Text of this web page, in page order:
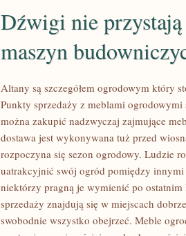
Dźwigi nie
maszyn
Altany są szczegółem ogrodowym który
Punkty sprzedaży z meblami
można zakupić nadzwyczaj zajmujące
dostawa jest wykonywana tuż przed
rozpoczyna się sezon ogrodowy. Ludzie
uatrakcyjnić swój ogród pomiędzy innymi
niektórzy pragną je wymienić po
sprzedaży znajdują się w miejscach
swobodnie wszystko obejrzeć. Meble